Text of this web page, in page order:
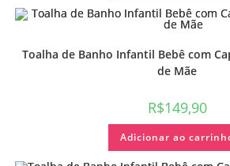
Toalha de Banho Infantil Bebê com
de Mãe
R$149,90
Adicionar ao